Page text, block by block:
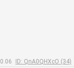
ID: QnA0QHXcO (34)